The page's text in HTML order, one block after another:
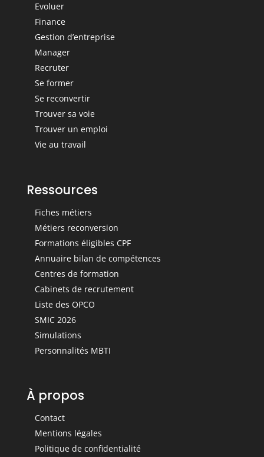
Evoluer
Finance
Gestion d’entreprise
Manager
Recruter
Se former
Se reconvertir
Trouver sa voie
Trouver un emploi
Vie au travail
Ressources
Fiches métiers
Métiers reconversion
Formations éligibles CPF
Annuaire bilan de compétences
Centres de formation
Cabinets de recrutement
Liste des OPCO
SMIC 2026
Simulations
Personnalités MBTI
À propos
Contact
Mentions légales
Politique de confidentialité